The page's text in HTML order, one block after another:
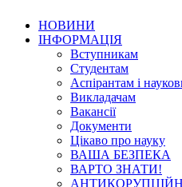
НОВИНИ
ІНФОРМАЦІЯ
Вступникам
Студентам
Аспірантам і
Викладачам
Вакансії
Документи
Цікаво про науку
ВАША БЕЗПЕКА
ВАРТО ЗНАТИ!